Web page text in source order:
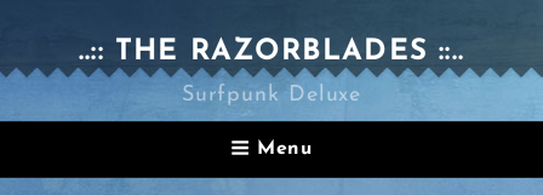
..:: THE RAZORBLADES ::..
Surfpunk Deluxe
Menu